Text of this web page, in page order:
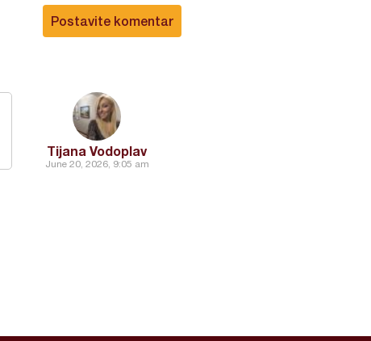
Postavite komentar
Tijana Vodoplav
June 20, 2026, 9:05 am